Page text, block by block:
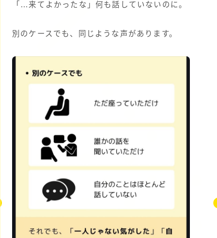
「…来てよかったな」何も話していないのに。
別のケースでも、同じような声があります。